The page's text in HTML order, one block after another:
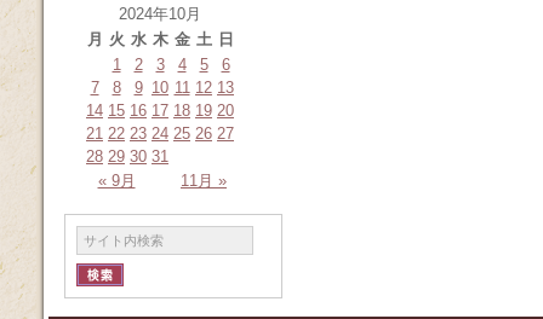
2024年10月
月
火 水 木 金 土 日
« 9月 11月 »
1 2 3 4 5
6
7
8 9 10 11 12 13
14 15 16 17 18 19 20
21 22 23 24 25 26 27
28 29 30 31